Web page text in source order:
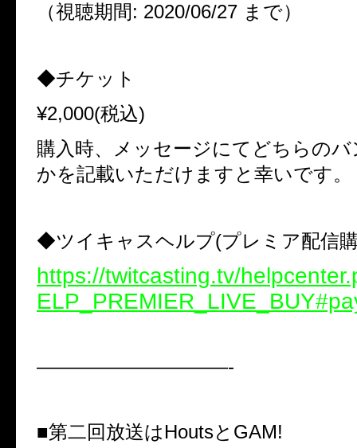
（視聴期間: 2020/06/27 まで）
◆チケット
¥2,000(税込)
購入時、メッセージにてどちらの
かを記載いただけますと幸いです。
◆ツイキャスヘルプ(プレミア配信
https://twitcasting.tv/
——————————-
■第二回放送はHoutsとGAM!